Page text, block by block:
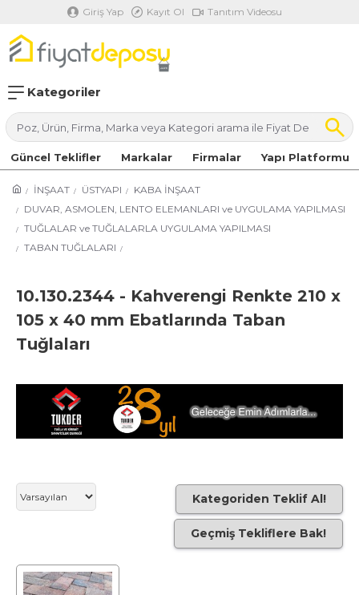
Giriş Yap Kayıt Ol Tanıtım Videosu
Kategoriler
Güncel Teklifler Markalar Firmalar Yapı Platformu
İNŞAAT ÜSTYAPI
KABA İNŞAAT
DUVAR, ASMOLEN, LENTO ELEMANLARI ve UYGULAMA YAPILMASI
TUĞLALAR ve TUĞLALARLA UYGULAMA YAPILMASI
TABAN TUĞLALARI
10.130.2344 - Kahverengi Renkte 210 x
105 x 40 mm Ebatlarında Taban
Tuğlaları
Kategoriden Teklif Al!
Geçmiş Tekliflere Bak!